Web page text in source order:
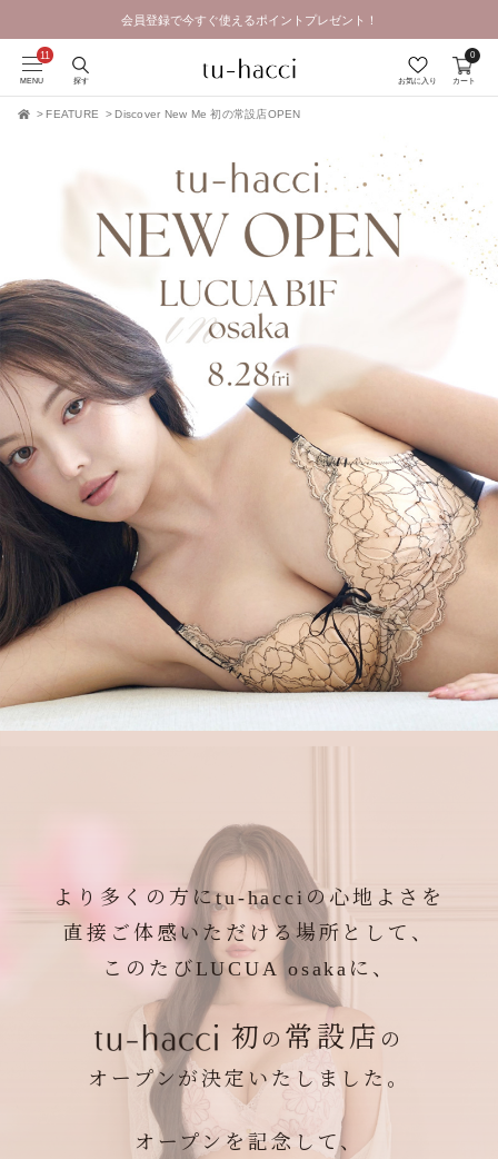
会員登録で今すぐ使えるポイントプレゼント！
MENU 探す お気に入り カート
0
FEATURE Discover New Me 初の常設店OPEN
より多くの方にtu-hacciの心地よさを
直接ご体感いただける場所として、
このたびLUCUA osakaに、
初 の常設店 の
オープンが決定いたしました。
オープンを記念して、